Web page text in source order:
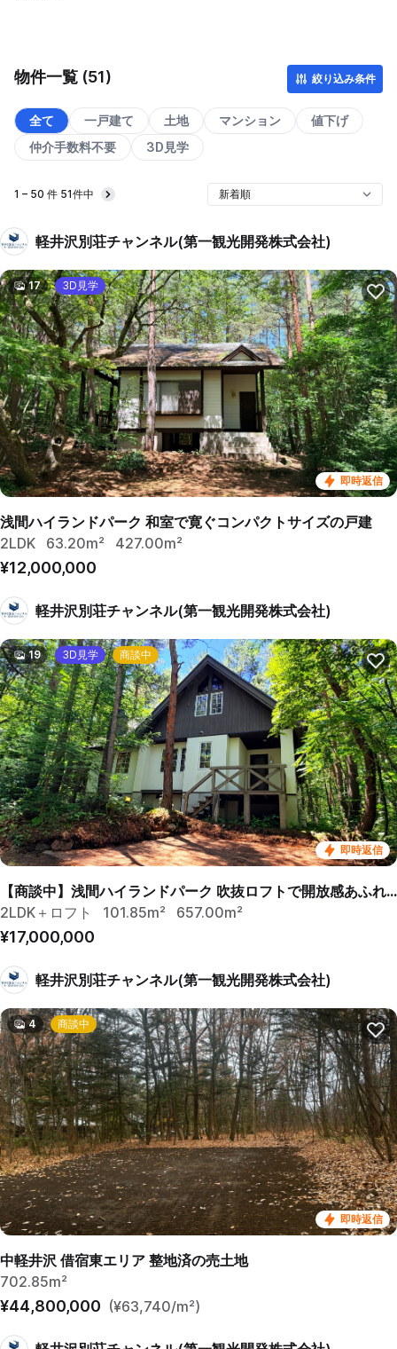
物件一覧 (51) 絞り込み条件
全て 一戸建て 土地 マンション
値下げ
仲介手数料不要
3D見学
1 – 50 件 51件中 Next
軽井沢別荘チャンネル(第一観光開発株式会社)
即時返信
17 3D見学
浅間ハイランドパーク 和室で寛ぐコンパクトサイズの戸建
2LDK
63.20m² 427.00m²
¥12,000,000
軽井沢別荘チャンネル(第一観光開発株式会社)
即時返信
19 3D見学 商談中
【商談中】浅間ハイランドパーク 吹抜ロフトで開放感あふれる戸建
2LDK＋ロフト
101.85m² 657.00m²
¥17,000,000
軽井沢別荘チャンネル(第一観光開発株式会社)
即時返信
4 商談中
中軽井沢 借宿東エリア 整地済の売土地
702.85m²
¥44,800,000 (¥63,740/m²)